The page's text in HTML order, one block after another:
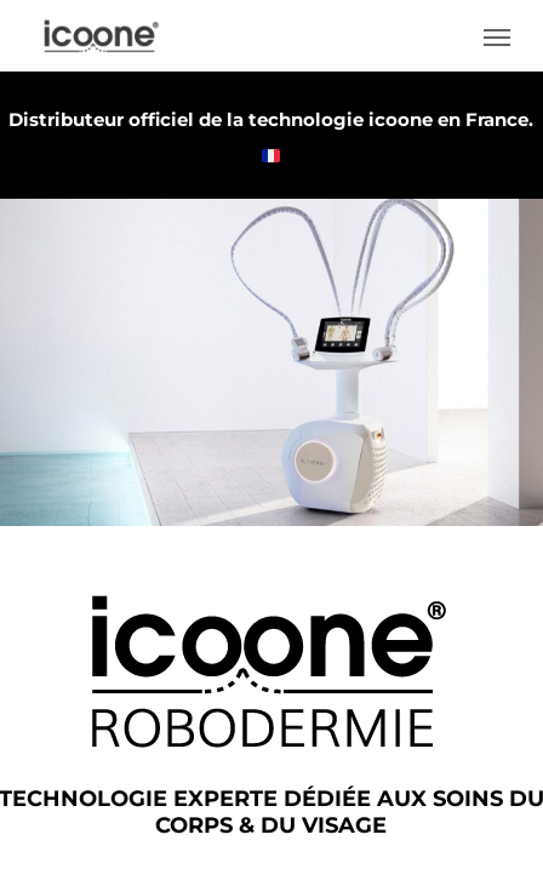
content
Distributeur officiel de la technologie icoone en France.
EXPERTE DÉDIÉE AUX SOINS DU
CORPS & DU VISAGE